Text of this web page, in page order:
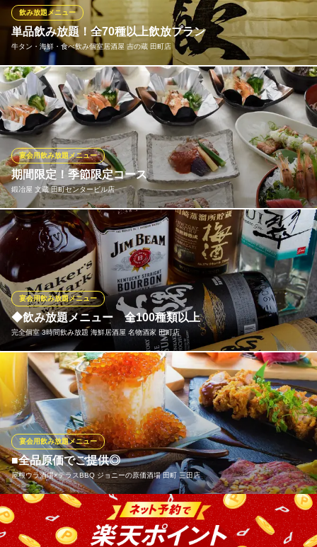
UP飲み放題』に変更可能！ワンランク上のご宴会にぜひご活用く
ださい。
和モダン個室×炭火焼 田町正直や
田町の炭火焼き居酒屋
ＪＲ田町駅芝浦口 徒歩5分
東京都港区芝浦3-12-16
単品飲み放題！全70種以上飲放プラン
牛タン・海鮮・食べ飲み個室居酒屋 吉の蔵 田町店
飲み放題メニュー
単品飲み放題2200円→1500円!!生ビールからカクテル日本酒まで7
0種類以上のラインナップでご用意いたします！二次会にも最適な
プランとなっております！様々なシーンでご利用ください！
牛タン・海鮮・食べ飲み個室居酒屋 吉の蔵 田町店
居酒屋 食べ飲み放題
ＪＲ田町駅 徒歩5分
東京都港区芝浦3-12-1 マキノビル5F
期間限定！季節限定コース
鍛冶屋 文蔵 田町センタービル店
宴会用飲み放題メニュー
2時間飲み放題付き！季節により料理内容が変わります。会社のお
集り、歓送迎会、懇親会、各種ご宴会に是非ご利用ください！ ※
写真はイメージです
鍛冶屋 文蔵 田町センタービル店
串焼き・和風居酒屋
ＪＲ田町駅西口 徒歩1分
東京都港区芝5-34-7 田町センタービル ピアタ3F
◆飲み放題メニュー 全100種類以上
完全個室 3時間飲み放題 海鮮居酒屋 名物酒家 田町店
宴会用飲み放題メニュー
名物家の宴会はドリンクも豊富！！飲み放題メニュー100種類以
上！日本酒・焼酎・カクテル・果実酒等々、他店圧倒のドリンク
の品揃え！年配のお客様から女子会まで、年代を気にしない豊富
な飲み物の数々。幹事好感度が上がる、うれしい品揃え！
完全個室 3時間飲み放題 海鮮居酒屋 名物酒家 田町店
居酒屋
都営三田線三田駅 徒歩3分
東京都港区芝4-12-2 本芝ビルB1
■全品原価でご提供◎
屋根ウラ酒場×テラスBBQ ジョニーの原価酒場 田町 三田店
宴会用飲み放題メニュー
入店料1,850円で全メニューが原価でお楽しみいただける原価酒場
♪生ビール200円、ワイン155円など驚きの価格でご提供いたしま